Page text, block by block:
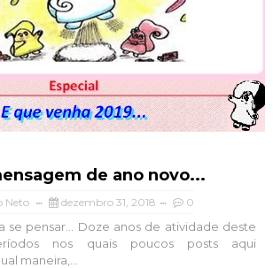
de ano novo...
Neto dezembro 31, 2018 0
se pensar... Doze anos de atividade deste
nos quais poucos posts aqui
maneira,...